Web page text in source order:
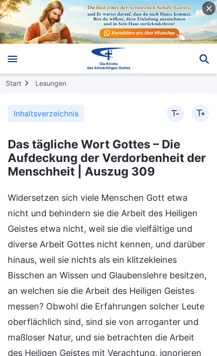
Start Lesungen
Inhaltsverzeichnis
Das tägliche Wort Gottes – Die
Aufdeckung der Verdorbenheit der
Menschheit | Auszug 309
Widersetzen sich viele Menschen Gott etwa
nicht und behindern sie die Arbeit des Heiligen
Geistes etwa nicht, weil sie die vielfältige und
diverse Arbeit Gottes nicht kennen, und darüber
hinaus, weil sie nichts als ein klitzekleines
Bisschen an Wissen und Glaubenslehre besitzen,
an welchen sie die Arbeit des Heiligen Geistes
messen? Obwohl die Erfahrungen solcher Leute
oberflächlich sind, sind sie von arroganter und
maßloser Natur, und sie betrachten die Arbeit
des Heiligen Geistes mit Verachtung, ignorieren